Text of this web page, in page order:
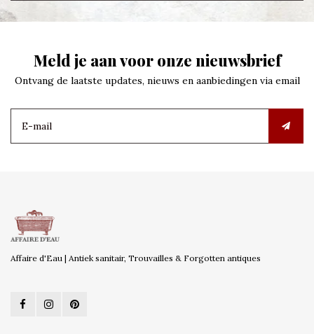
Meld je aan voor onze nieuwsbrief
Ontvang de laatste updates, nieuws en aanbiedingen via email
Affaire d'Eau | Antiek sanitair, Trouvailles & Forgotten antiques